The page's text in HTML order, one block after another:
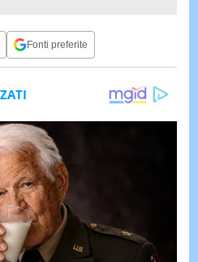
Fonti preferite